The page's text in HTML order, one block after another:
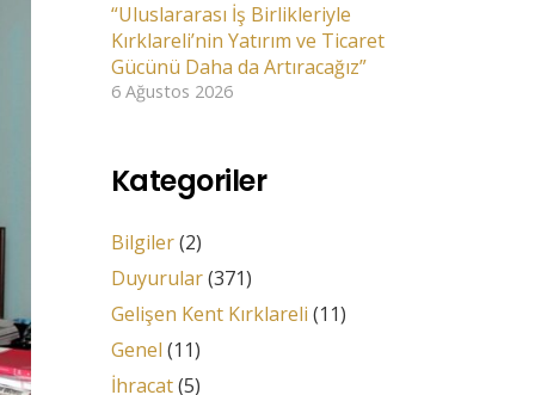
“Uluslararası İş Birlikleriyle
Kırklareli’nin Yatırım ve Ticaret
Gücünü Daha da Artıracağız”
6 Ağustos 2026
Kategoriler
Bilgiler(2)
Duyurular(371)
Gelişen Kent Kırklareli (11)
Genel (11)
İhracat(5)